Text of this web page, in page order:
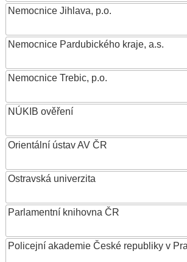
Nemocnice Jihlava, p.o.
Nemocnice Pardubického kraje, a.s.
Nemocnice Trebic, p.o.
NÚKIB ověření
Orientální ústav AV ČR
Ostravská univerzita
Parlamentní knihovna ČR
Policejní akademie České republiky v